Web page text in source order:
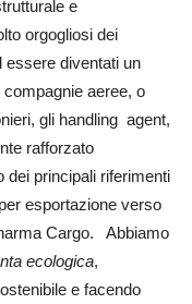
e
orgogliosi dei
essere diventati un
aeree, o
gli handling agent,
rafforzato
dei principali riferimenti
esportazione verso
Cargo. Abbiamo
ecologica,
e facendo